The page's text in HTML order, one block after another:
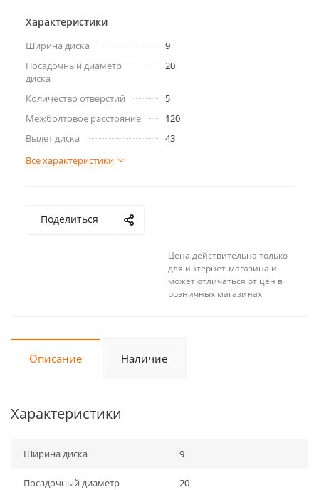
Характеристики
Ширина диска
9
Посадочный диаметр
диска
20
Количество отверстий
5
Межболтовое расстояние
120
Вылет диска
43
Все характеристики
Поделиться
Цена действительна только
для интернет-магазина и
может отличаться от цен в
розничных магазинах
Описание Наличие
Характеристики
Ширина диска 9
Посадочный диаметр
20